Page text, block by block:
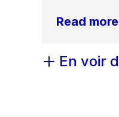
Read more
En voir